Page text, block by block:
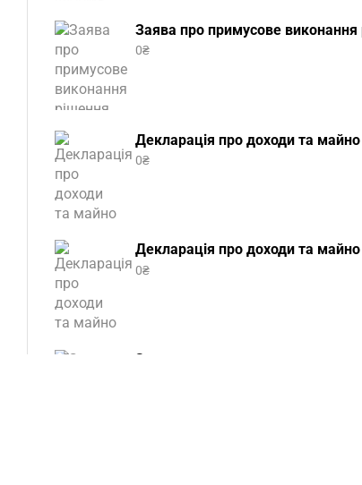
Заява про примусове
0₴
Декларація про доходи та майно
0₴
Декларація про доходи та
0₴
Заява про виконання ухвали